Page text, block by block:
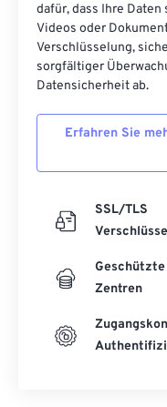
dafür, dass Ihre
Videos oder
Verschlüsselung,
sorgfältiger
Datensicherheit ab.
Erfahren Sie
SSL/TLS
Zentren